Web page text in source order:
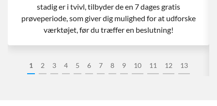
1 2 3 4 5 6 7 8 9 10 11 12 13
stadig er i tvivl, tilbyder de en 7 dages gratis
prøveperiode, som giver dig mulighed for at udforske
værktøjet, før du træffer en beslutning!